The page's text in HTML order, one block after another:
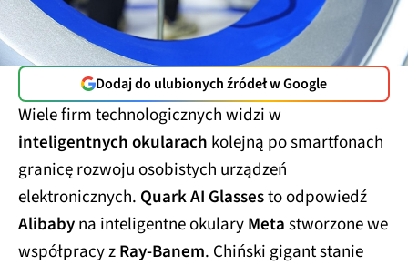
Dodaj do ulubionych źródeł w Google
Wiele firm technologicznych widzi w
inteligentnych okularach kolejną po smartfonach
granicę rozwoju osobistych urządzeń
elektronicznych. Quark AI Glassesto odpowiedź
Alibabyna inteligentne okularyMetastworzone we
współpracy zRay-Banem. Chiński gigant stanie